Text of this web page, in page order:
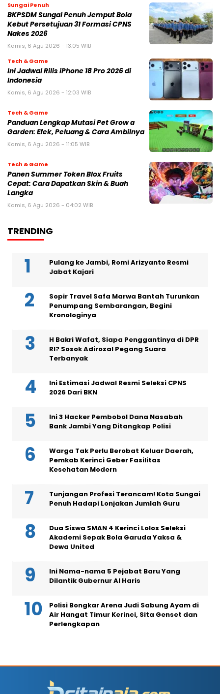
Sungai Penuh
BKPSDM Sungai Penuh Jemput Bola
Kebut Persetujuan 31 Formasi CPNS
Nakes 2026
Kamis, 6 Agu 2026 - 13:05 WIB
Tech & Game
Ini Jadwal Rilis iPhone 18 Pro 2026 di
Indonesia
Kamis, 6 Agu 2026 - 12:03 WIB
Tech & Game
Panduan Lengkap Mutasi Pet Grow a
Garden: Efek, Peluang & Cara Ambilnya
Kamis, 6 Agu 2026 - 11:05 WIB
Tech & Game
Panen Summer Token Blox Fruits
Cepat: Cara Dapatkan Skin & Buah
Langka
Kamis, 6 Agu 2026 - 04:02 WIB
TRENDING
Pulang ke Jambi, Romi Arizyanto Resmi
Jabat Kajari
Sopir Travel Safa Marwa Bantah Turunkan
Penumpang Sembarangan, Begini
Kronologinya
H Bakri Wafat, Siapa Penggantinya di DPR
RI? Sosok Adirozal Pegang Suara
Terbanyak
Ini Estimasi Jadwal Resmi Seleksi CPNS
2026 Dari BKN
Ini 3 Hacker Pembobol Dana Nasabah
Bank Jambi Yang Ditangkap Polisi
Warga Tak Perlu Berobat Keluar Daerah,
Pemkab Kerinci Geber Fasilitas
Kesehatan Modern
Tunjangan Profesi Terancam! Kota Sungai
Penuh Hadapi Lonjakan Jumlah Guru
Dua Siswa SMAN 4 Kerinci Lolos Seleksi
Akademi Sepak Bola Garuda Yaksa &
Dewa United
Ini Nama-nama 5 Pejabat Baru Yang
Dilantik Gubernur Al Haris
Polisi Bongkar Arena Judi Sabung Ayam di
Air Hangat Timur Kerinci, Sita Genset dan
Perlengkapan